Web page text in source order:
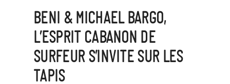
BENI & MICHAEL BARGO,
L’ESPRIT CABANON DE
SURFEUR S’INVITE SUR LES
TAPIS